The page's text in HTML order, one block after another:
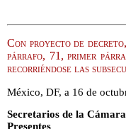
Con proyecto de
párrafo, 71, primer
recorriéndose las
México, DF, a 16 de
Secretarios de la
Presentes